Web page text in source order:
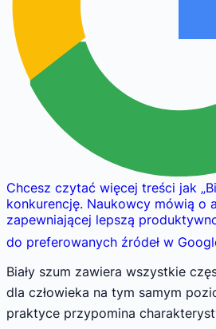
Chcesz czytać więcej treści jak „
konkurencję. Naukowcy mówią o
zapewniającej lepszą
do preferowanych źródeł w
Biały szum zawiera wszystkie
dla człowieka na tym samym
praktyce przypomina